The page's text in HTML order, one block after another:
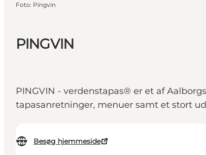
PINGVIN
PINGVIN - verdenstapas® er et af
tapasanretninger, menuer samt et stort
Besøg hjemmeside
Foto: Pingvin